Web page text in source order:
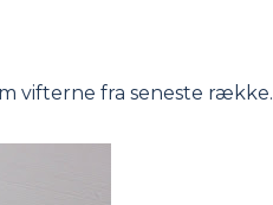
vifterne fra seneste række.